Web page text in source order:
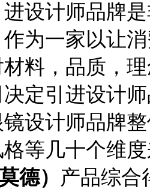
设计师品牌
为一家以让
料，品质，
定引进设计
设计师品牌
等几十个维
莫德） 产品综合